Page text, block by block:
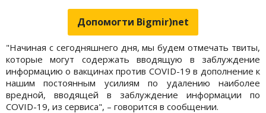
Допомогти Bigmir)net
"Начиная с сегодняшнего дня, мы будем отмечать твиты,
которые могут содержать вводящую в заблуждение
информацию о вакцинах против COVID-19 в дополнение к
нашим постоянным усилиям по удалению наиболее
вредной, вводящей в заблуждение информации по
COVID-19, из сервиса", – говорится в сообщении.